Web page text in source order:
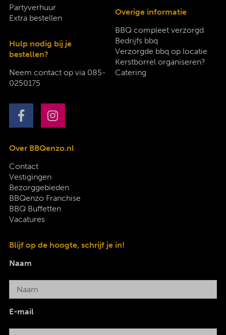
Partyverhuur
Extra bestellen
Hulp nodig bij je
bestellen?
Neem contact op via 085-
0250175
Overige informatie
BBQ compleet verzorgd
Bedrijfs bbq
Verzorgde bbq op locatie
Kerstborrel organiseren?
Catering
Over BBQenzo.nl
Contact
Vestigingen
Bezorggebieden
BBQenzo Franchise
BBQ Buffetten
Vacatures
Blijf op de hoogte, schrijf je in!
Naam
E-mail